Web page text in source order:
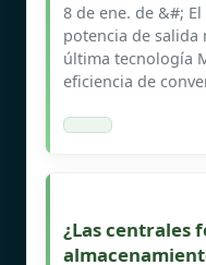
8 de ene. de &#;
potencia de salida
última tecnología
eficiencia de
¿Las centrales